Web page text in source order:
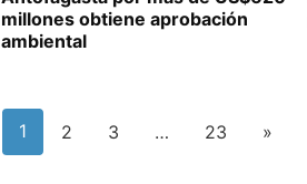
millones obtiene aprobación
ambiental
1 2 3 … 23 »